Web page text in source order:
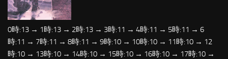
0時:13 → 1時:13 → 2時:13 → 3時:11 → 4時:11 → 5時:11 → 6
時:11 → 7時:11 → 8時:11 → 9時:10 → 10時:10 → 11時:10 → 12
時:10 → 13時:10 → 14時:10 → 15時:10 → 16時:10 → 17時:10 →